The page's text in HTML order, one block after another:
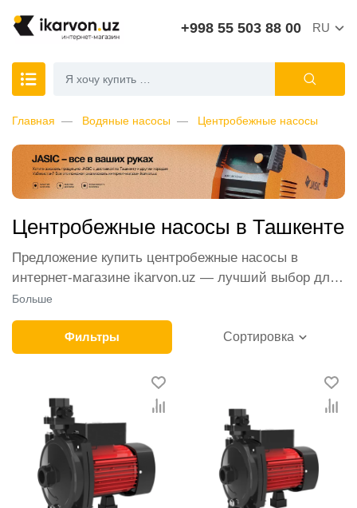
+998 55 503 88 00 RU
Главная Водяные насосы Центробежные насосы
Центробежные насосы в Ташкенте
Предложение купить центробежные насосы в
интернет-магазине ikarvon.uz — лучший выбор для
покупателей в Ташкенте и других городах
Узбекистана. В нашем каталоге представлены
самые востребованные модели от лидеров
мирового производства. Компания осуществляет
быструю и недорогую доставку консольно-
моноблочных насосов и других моделей. Мы
предоставляем клиентам выбор оптимального
способа оплаты и предлагаем услуги
квалифицированных консультантов. Все это
дополняют минимальные для Узбекистана цены
центробежных насосов и акции позволяющие
Больше
Фильтры Сортировка